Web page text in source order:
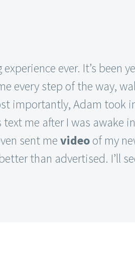
ever. It’s been
every step of the way,
importantly, Adam took
me after I was awake
sent mevideoof my
than advertised. I’ll